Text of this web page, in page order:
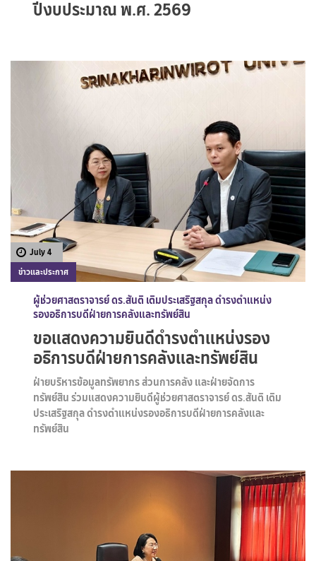
ปีงบประมาณ พ.ศ. 2569
July 4
ข่าวและประกาศ
ผู้ช่วยศาสตราจารย์ ดร.สันติ เติมประเสริฐสกุล ดำรงตำแหน่ง
รองอธิการบดีฝ่ายการคลังและทรัพย์สิน
ขอแสดงความยินดีดำรงตำแหน่งรอง
อธิการบดีฝ่ายการคลังและทรัพย์สิน
ฝ่ายบริหารข้อมูลทรัพยากร ส่วนการคลัง และฝ่ายจัดการ
ทรัพย์สิน ร่วมแสดงความยินดีผู้ช่วยศาสตราจารย์ ดร.สันติ เติม
ประเสริฐสกุล ดำรงตำแหน่งรองอธิการบดีฝ่ายการคลังและ
ทรัพย์สิน